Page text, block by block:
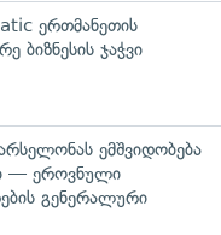
ერთმანეთის
ბიზნესის ჯაჭვი
ემშვიდობება
— ეროვნული
გენერალური